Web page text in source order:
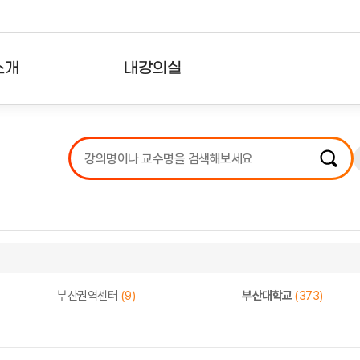
내강의실
강의리스트
수강확인증강의
부산권역센터 (9) 부산대학교(373)